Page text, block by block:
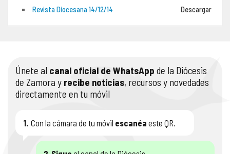
Revista Diocesana 14/12/14 Descargar
Únete al canal oficial de WhatsApp de la Diócesis
de Zamora y recibe noticias, recursos y novedades
directamente en tu móvil
1. Con la cámara de tu móvil escanéa este QR.
PORTAL DE TRANSPARENCIA
RENDICIÓN CUENTAS ENTIDADES RELIGIOSAS
PREGUNTAS FRECUENTES
APOSTOLADO SEGLAR
VIDA CONSAGRADA
AUDIOS